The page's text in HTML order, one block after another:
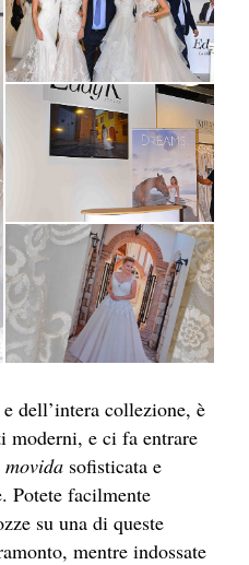
dell’intera collezione, è
moderni, e ci fa entrare
movida sofisticata e
Potete facilmente
su una di queste
mentre indossate